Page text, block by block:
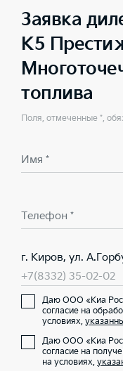
Заявка
K5
топлива
Поля, отмеченные *,
Имя *
Телефон *
г. Киров, ул.
+7(8332) 35-02-02
Даю ООО «Киа
согласие на
условиях,
Даю ООО «Киа
согласие на
на условиях,